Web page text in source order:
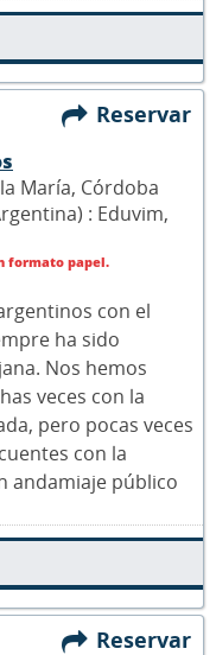
Reservar
María, Córdoba
: Eduvim,
formato papel.
con el
ha sido
Nos hemos
veces con la
pero pocas veces
con la
andamiaje público
Reservar